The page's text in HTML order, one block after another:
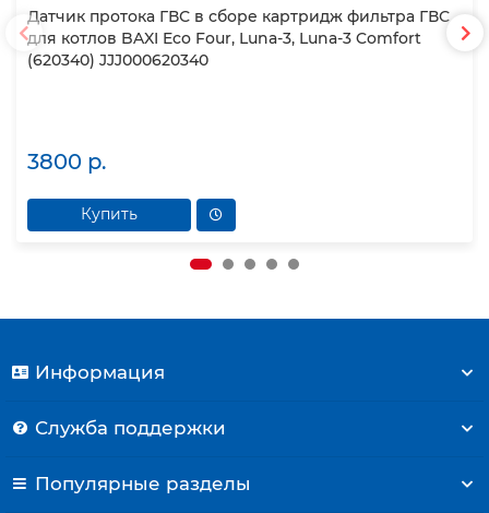
Датчик протока ГВС в сборе картридж фильтра ГВС
для котлов BAXI Eco Four, Luna-3, Luna-3 Comfort
(620340) JJJ000620340
3800 р.
Купить
Информация
Служба поддержки
Популярные разделы